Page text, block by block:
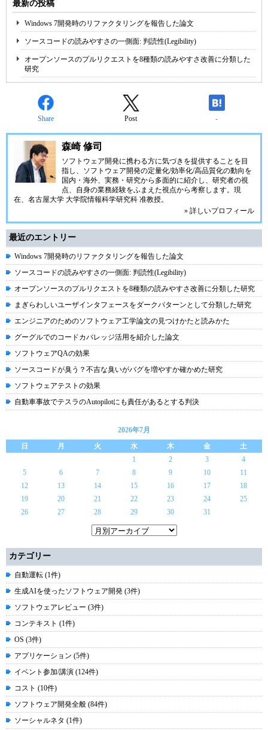
最新の投稿
Windows 7開発時のリファクタリングを報告した論文
ソースコードの読みやすさの一側面: 判読性(Legibility)
オープンソースのプルリクエストを8種類の読みやすさ改善に分類した
研究
Share Post -
森崎 修司
ソフトウェア開発に携わる方に気づきを提供することを目
指し、ソフトウェア開発の定量化/効率化/高品質化の動向を
国内・海外、実務・研究から多面的に紹介し、研究者の視
点、自身の業務経験をふまえた視点から考察します。現
在、名古屋大学 大学院情報科学研究科 准教授。
» 詳しいプロフィール
最近のエントリー
Windows 7開発時のリファクタリングを報告した論文
ソースコードの読みやすさの一側面: 判読性(Legibility)
オープンソースのプルリクエストを8種類の読みやすさ改善に分類した研究
まぎらわしいユーザインタフェースをダークパターンとして分類した研究
エンジニアのためのソフトウェア工学論文の見つけかたと読みかた
グーグルでのコードカバレッジ活用を紹介した論文
ソフトウェアQAの効果
ソースコードが臭う？不吉な臭いがバグを増やすか確かめた研究
ソフトウェアテストの効果
自動車事故でテスラのAutopilotにも責任があるとする判決
2026年7月
日
月 火 水 木 金
土
1
2 3
4
5
6 7 8 9 10
11
12
13 14 15 16 17
18
19
20 21 22 23 24
25
26
27 28 29 30 31
カテゴリー
自動運転 (1件)
生成AIを使ったソフトウェア開発 (3件)
ソフトウェアレビュー (3件)
コンテキスト (1件)
OS (3件)
アプリケーション (5件)
イベント参加/講演 (124件)
コスト (10件)
ソフトウェア開発全般 (84件)
ソーシャルネタ (1件)